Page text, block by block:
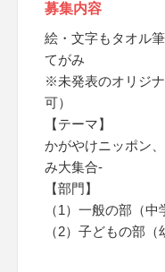
募集内容
絵・文字もタオル
てがみ
※未発表のオリジ
可）
【テーマ】
かがやけニッポン
み大集合-
【部門】
（1）一般の部（中
（2）子どもの部（